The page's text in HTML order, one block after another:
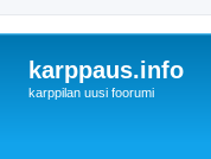
karppaus.info
karppilan uusi foorumi